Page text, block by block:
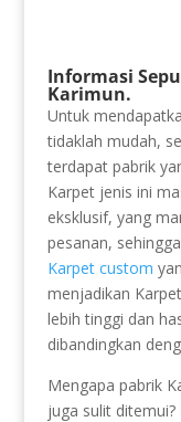
Informasi
Karimun.
Untuk
tidaklah mudah,
terdapat pabrik
Karpet jenis ini
eksklusif, yang
pesanan,
Karpet custom
menjadikan
lebih tinggi dan
dibandingkan
Mengapa pabrik
juga sulit